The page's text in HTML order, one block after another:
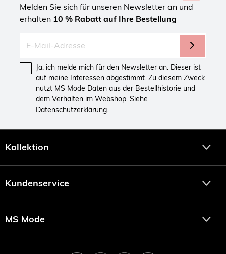
Melden Sie sich für unseren Newsletter an und
erhalten 10 % Rabatt auf Ihre Bestellung
Ja, ich melde mich für den Newsletter an. Dieser ist
auf meine Interessen abgestimmt. Zu diesem Zweck
nutzt MS Mode Daten aus der Bestellhistorie und
dem Verhalten im Webshop. Siehe
Datenschutzerklärung.
Kollektion
Kundenservice
MS Mode